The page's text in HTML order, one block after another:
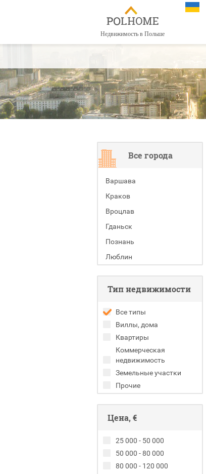
Недвижимость в Польше
Все города
Варшава
Краков
Вроцлав
Гданьск
Познань
Люблин
Тип недвижимости
Все типы
Виллы, дома
Квартиры
Коммерческая
недвижимость
Земельные участки
Прочие
Цена, €
25 000 - 50 000
50 000 - 80 000
80 000 - 120 000